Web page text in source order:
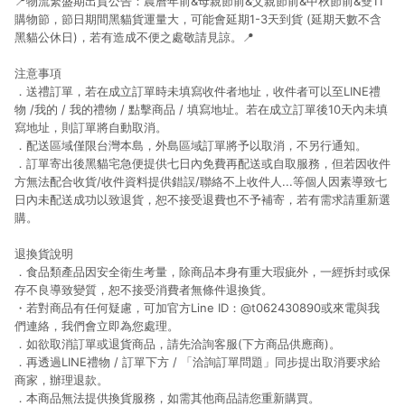
購物節，節日期間黑貓貨運量大，可能會延期1-3天到貨 (延期天數不含
黑貓公休日)，若有造成不便之處敬請見諒。📍
注意事項
．送禮訂單，若在成立訂單時未填寫收件者地址，收件者可以至LINE禮
物 /我的 / 我的禮物 / 點擊商品 / 填寫地址。若在成立訂單後10天內未填
寫地址，則訂單將自動取消。
．配送區域僅限台灣本島，外島區域訂單將予以取消，不另行通知。
．訂單寄出後黑貓宅急便提供七日內免費再配送或自取服務，但若因收件
方無法配合收貨/收件資料提供錯誤/聯絡不上收件人...等個人因素導致七
日內未配送成功以致退貨，恕不接受退費也不予補寄，若有需求請重新選
購。
退換貨說明
．食品類產品因安全衛生考量，除商品本身有重大瑕疵外，一經拆封或保
存不良導致變質，恕不接受消費者無條件退換貨。
・若對商品有任何疑慮，可加官方Line ID：@t062430890或來電與我
們連絡，我們會立即為您處理。
．如欲取消訂單或退貨商品，請先洽詢客服(下方商品供應商)。
．再透過LINE禮物 / 訂單下方 / 「洽詢訂單問題」同步提出取消要求給
商家，辦理退款。
．本商品無法提供換貨服務，如需其他商品請您重新購買。